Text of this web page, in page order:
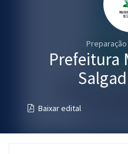
Prefeitura
Baixar edital